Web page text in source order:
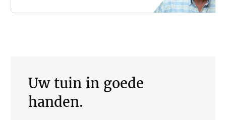
Uw tuin in goede
handen.